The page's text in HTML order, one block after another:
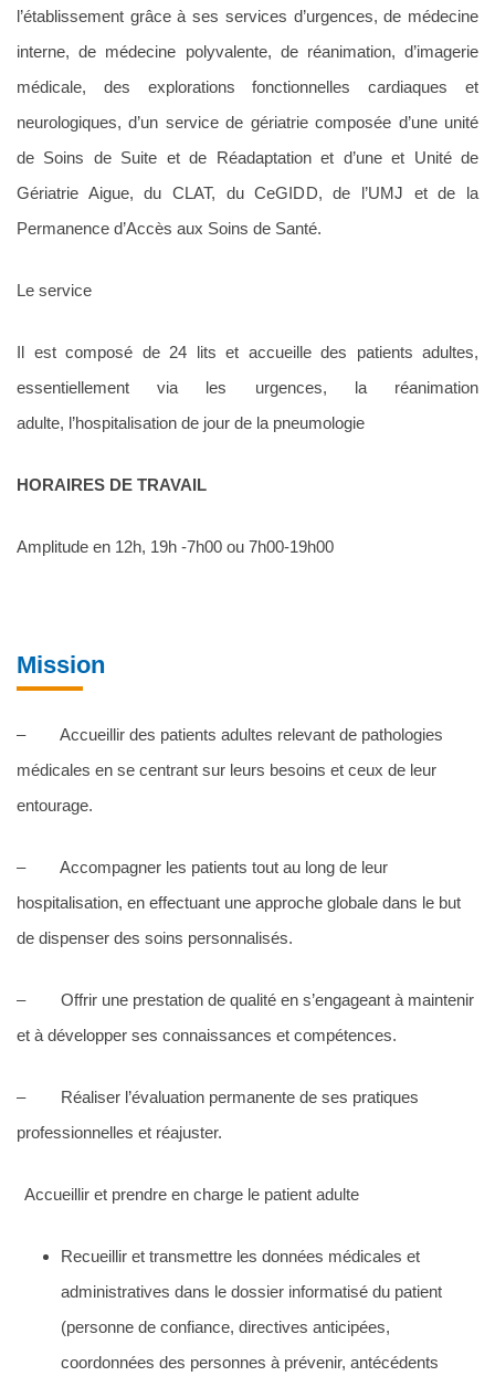
l’établissement grâce à ses services d’urgences, de médecine
interne, de médecine polyvalente, de réanimation, d’imagerie
médicale, des explorations fonctionnelles cardiaques et
neurologiques, d’un service de gériatrie composée d’une unité
de Soins de Suite et de Réadaptation et d’une et Unité de
Gériatrie Aigue, du CLAT, du CeGIDD, de l’UMJ et de la
Permanence d’Accès aux Soins de Santé.
Le service
Il est composé de 24 lits et accueille des patients adultes,
essentiellement via les urgences, la réanimation
adulte, l’hospitalisation de jour de la pneumologie
HORAIRES DE TRAVAIL
Amplitude en 12h, 19h -7h00 ou 7h00-19h00
Mission
– Accueillir des patients adultes relevant de pathologies
médicales en se centrant sur leurs besoins et ceux de leur
entourage.
– Accompagner les patients tout au long de leur
hospitalisation, en effectuant une approche globale dans le but
de dispenser des soins personnalisés.
– Offrir une prestation de qualité en s’engageant à maintenir
et à développer ses connaissances et compétences.
– Réaliser l’évaluation permanente de ses pratiques
professionnelles et réajuster.
Accueillir et prendre en charge le patient adulte
Recueillir et transmettre les données médicales et
administratives dans le dossier informatisé du patient
(personne de confiance, directives anticipées,
coordonnées des personnes à prévenir, antécédents